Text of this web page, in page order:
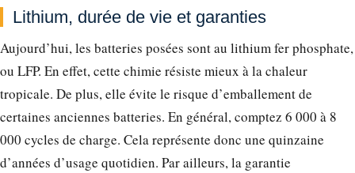
Lithium, durée de vie et garanties
Aujourd’hui, les batteries posées sont au lithium fer phosphate,
ou LFP. En effet, cette chimie résiste mieux à la chaleur
tropicale. De plus, elle évite le risque d’emballement de
certaines anciennes batteries. En général, comptez 6 000 à 8
000 cycles de charge. Cela représente donc une quinzaine
d’années d’usage quotidien. Par ailleurs, la garantie